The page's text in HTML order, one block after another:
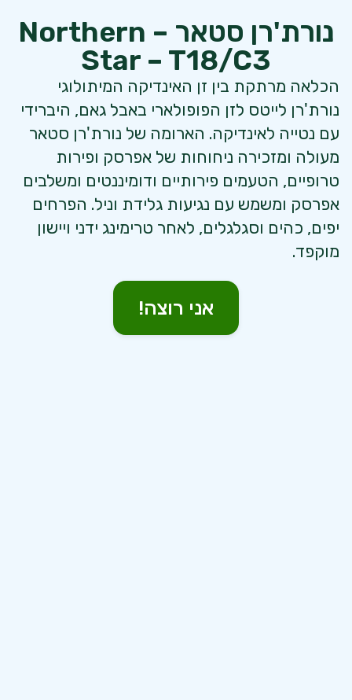
נורת'רן סטאר – Northern
Star – T18/C3
הכלאה מרתקת בין זן האינדיקה המיתולוגי
נורת'רן לייטס לזן הפופולארי באבל גאם, היברידי
עם נטייה לאינדיקה. הארומה של נורת'רן סטאר
מעולה ומזכירה ניחוחות של אפרסק ופירות
טרופיים, הטעמים פירותיים ודומיננטים ומשלבים
אפרסק ומשמש עם נגיעות גלידת וניל. הפרחים
יפים, כהים וסגלגלים, לאחר טרימינג ידני ויישון
מוקפד.
אני רוצה!